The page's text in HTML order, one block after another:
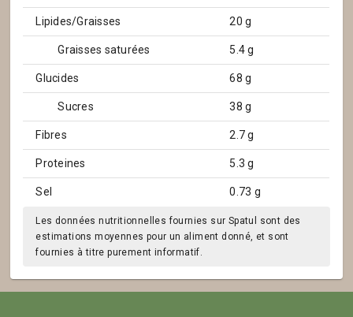
Lipides/Graisses 20 g
Graisses saturées 5.4 g
Glucides 68 g
Sucres 38 g
Fibres 2.7 g
Proteines 5.3 g
Sel 0.73 g
Les données nutritionnelles fournies sur Spatul sont des
estimations moyennes pour un aliment donné, et sont
fournies à titre purement informatif.